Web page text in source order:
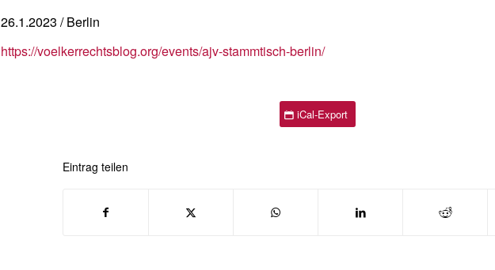
26.1.2023 / Berlin
https://voelkerrechtsblog.org/events/ajv-stammtisch-berlin/
iCal-Export
Eintrag teilen